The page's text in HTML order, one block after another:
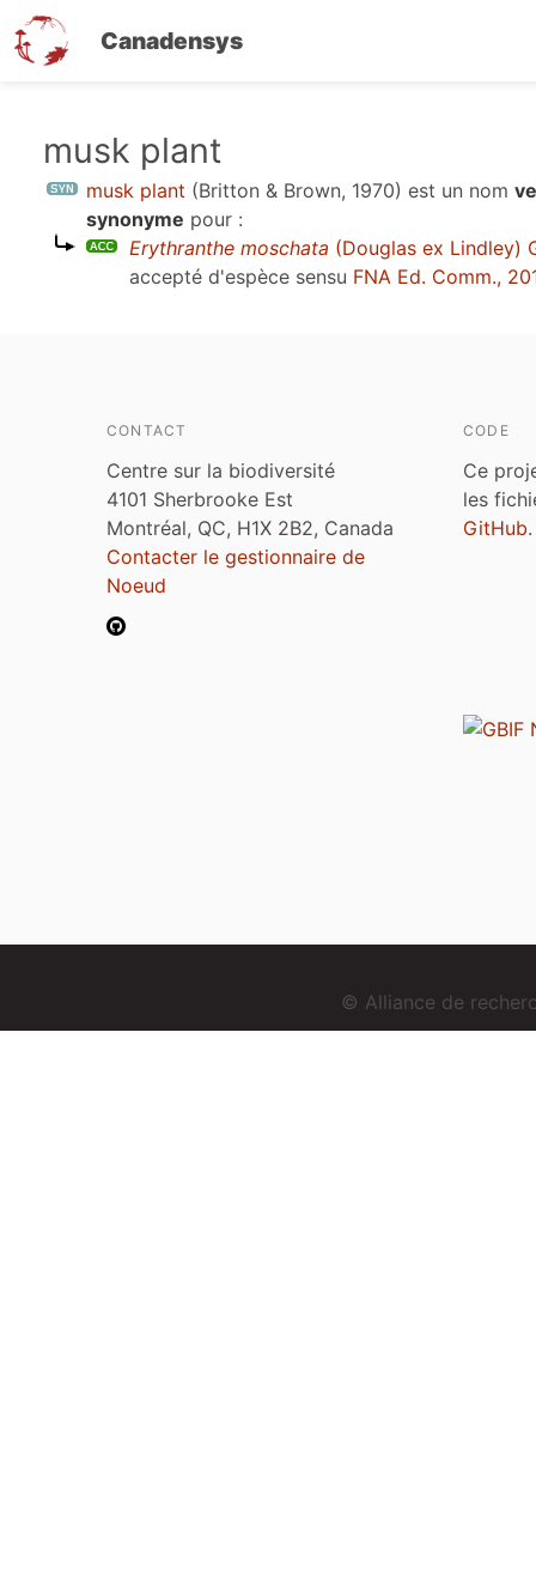
Canadensys
contenu
musk plant
musk plant (Britton & Brown, 1970) est un nom
synonyme pour :
Erythranthe moschata (Douglas ex Lindley)
accepté d'espèce sensu FNA Ed. Comm.,
CONTACT
Centre sur la biodiversité
4101 Sherbrooke Est
Montréal, QC, H1X 2B2, Canada
Contacter le gestionnaire de
Noeud
CODE
Ce
les
GitHub.
© Alliance de